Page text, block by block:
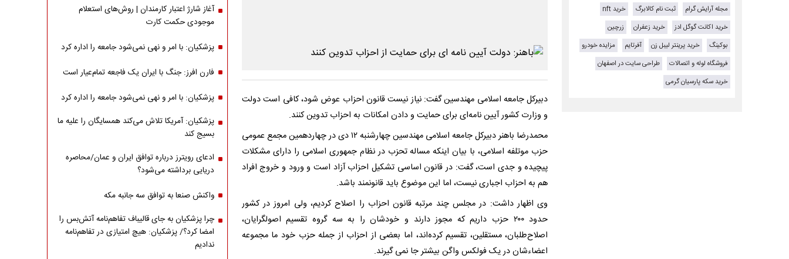
دبیرکل جامعه اسلامی مهندسین گفت: نیاز نیست قانون احزاب عوض شود، کافی است دولت
و وزارت کشور آیین نامه‌ای برای حمایت و دادن امکانات به احزاب تدوین کنند.
محمدرضا باهنر دبیرکل جامعه اسلامی مهندسین چهارشنبه ۱۲ دی در چهاردهمین مجمع عمومی
حزب موتلفه اسلامی، با بیان اینکه مساله تحزب در نظام جمهوری اسلامی را دارای مشکلات
پیچیده و جدی است، گفت: در قانون اساسی تشکیل احزاب آزاد است و ورود و خروج افراد
هم به احزاب اجباری نیست، اما این موضوع باید قانونمند باشد.
وی اظهار داشت: در مجلس چند مرتبه قانون احزاب را اصلاح کردیم، ولی امروز در کشور
حدود ۲۰۰ حزب داریم که مجوز دارند و خودشان را به سه گروه تقسیم اصولگرایان،
اصلاح‌طلبان، مستقلین، تقسیم کرده‌اند، اما بعضی از احزاب از جمله حزب خود ما مجموعه
اعضاءشان در یک فولکس واگن بیشتر جا نمی گیرند.
مجله آرایش گرام
ثبت نام کالابرگ
خرید nft
خرید اکانت گوگل ادز
خرید زعفران
زرچین
بوکینگ
خرید پرینتر لیبل زن آفرتایم
مزایده خودرو
فروشگاه لوله و اتصالات
طراحی سایت در اصفهان
خرید سکه پارسیان گرمی
آغاز شارژ اعتبار کارمندان | روش‌های استعلام
موجودی حکمت کارت
پزشکیان: با امر و نهی نمی‌شود جامعه را اداره کرد
فارن افرز: جنگ با ایران یک فاجعه تمام‌عیار است
پزشکیان: با امر و نهی نمی‌شود جامعه را اداره کرد
پزشکیان: آمریکا تلاش می‌کند همسایگان را علیه ما
بسیج کند
ادعای رویترز درباره توافق ایران و عمان/محاصره
دریایی برداشته می‌شود؟
واکنش صنعا به توافق سه جانبه مکه
چرا پزشکیان به جای قالیباف تفاهم‌نامه آتش‌بس را
امضا کرد؟/ پزشکیان: هیچ امتیازی در تفاهم‌نامه
ندادیم